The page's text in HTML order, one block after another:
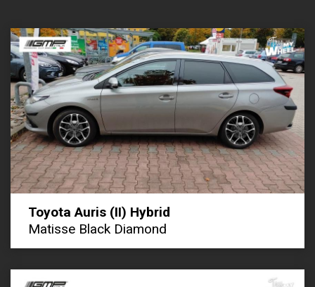
Toyota Auris (II) Hybrid
Matisse Black Diamond